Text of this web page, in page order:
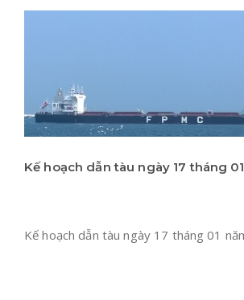
Kế hoạch dẫn tàu ngày 17 tháng
Kế hoạch dẫn tàu ngày 17 tháng 01